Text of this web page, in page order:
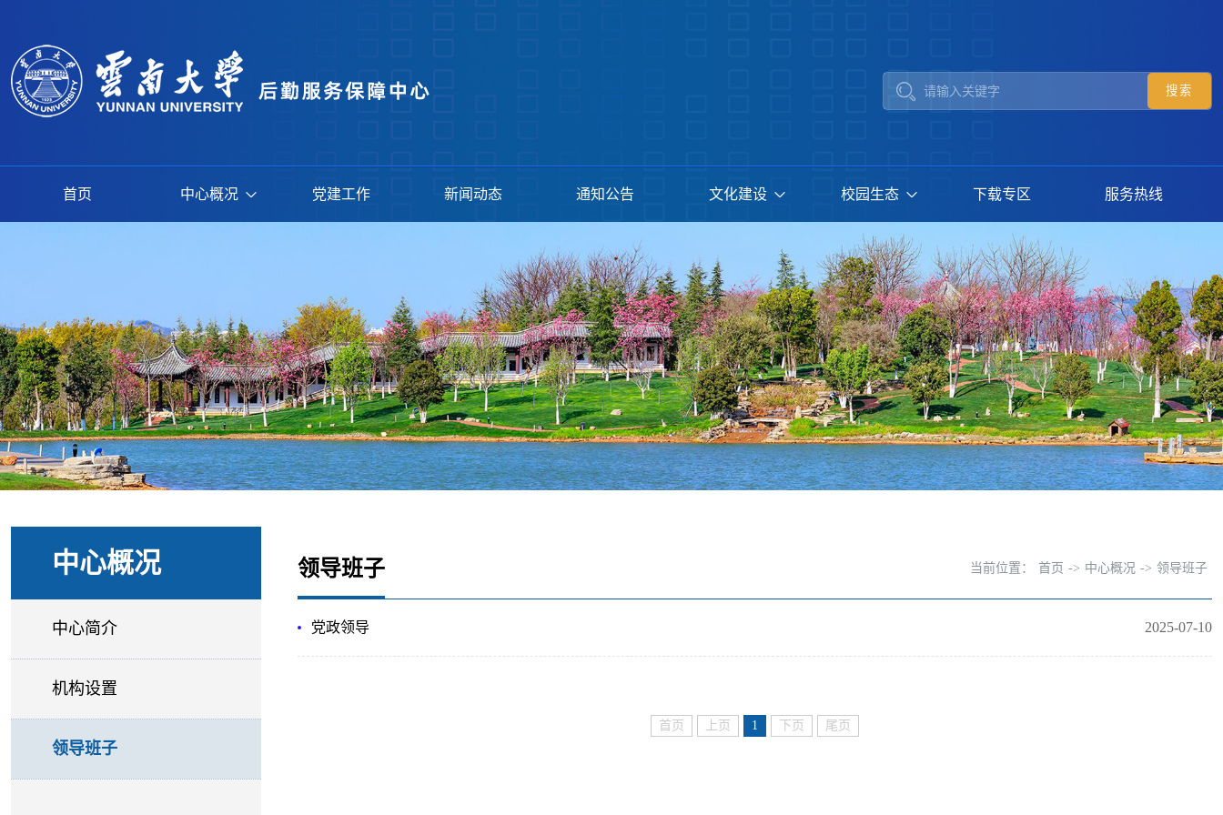
首页 中心概况 党建工作 新闻动态 通知公告 文化建设 校园生态 下载专区 服务热线
中心概况
中心简介
机构设置
领导班子
领导班子 当前位置： 首页 -> 中心概况 -> 领导班子
2025-07-10
党政领导
首页 上页 1 下页 尾页